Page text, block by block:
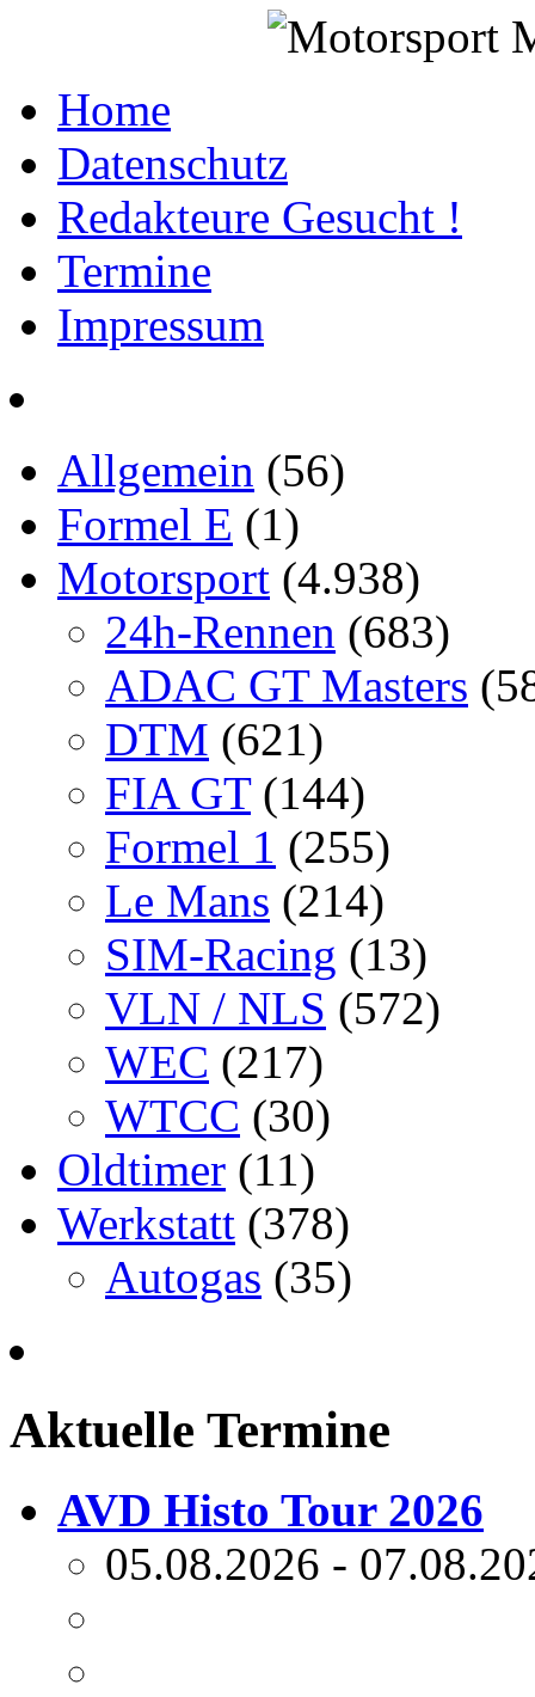
Home
Datenschutz
Redakteure Gesucht !
Termine
Impressum
Allgemein (56)
Formel E (1)
Motorsport (4.938)
24h-Rennen (683)
ADAC GT Masters
DTM (621)
FIA GT(144)
Formel 1 (255)
Le Mans (214)
SIM-Racing (13)
VLN / NLS (572)
WEC (217)
WTCC (30)
Oldtimer (11)
Werkstatt (378)
Autogas (35)
Aktuelle Termine
AVD Histo Tour 2026
05.08.2026 -